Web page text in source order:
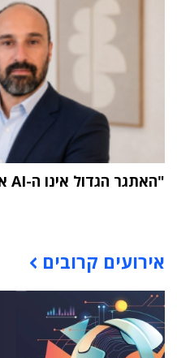
"האתגר הגדול אינו ה-AI אלא הטמעתה בארגון"
אירועים קרובים